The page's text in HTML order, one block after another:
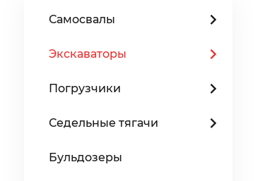
Самосвалы
Экскаваторы
Погрузчики
Седельные тягачи
Бульдозеры